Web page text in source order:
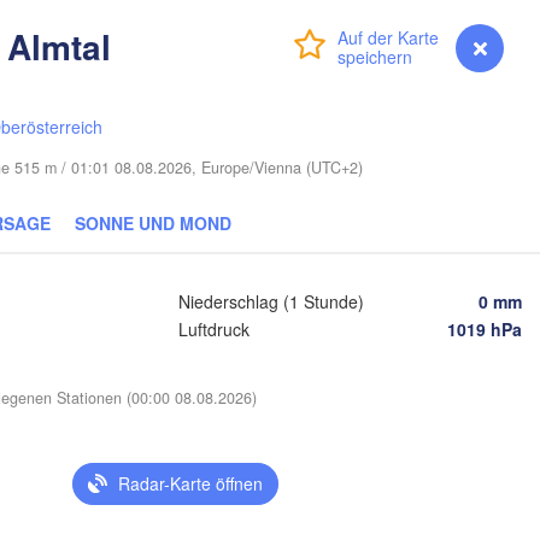
Anmelden myVentusky Vorhersage
515 m / 01:01 08.08.2026, Europe/Vienna (UTC+2)
SONNE UND MOND
Niederschlag (1 Stunde)
0 mm
Luftdruck
1019 hPa
Stationen (00:00 08.08.2026)
Radar-Karte öffnen
Баранавічы
(Zhytomyr)
(Khmelnytskyi)
(Chernihiv)
Пінск
(Pinsk)
Салігорск
(Salihorsk)
Магілёў
(Mahilioŭ)
Вінниця
(Vinnytsia)
Франківськ